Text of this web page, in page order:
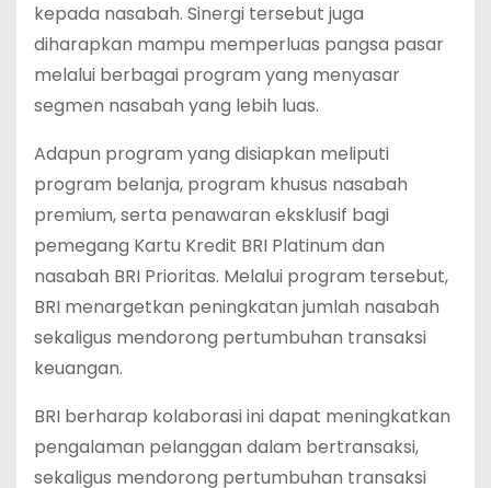
kepada nasabah. Sinergi tersebut juga
diharapkan mampu memperluas pangsa pasar
melalui berbagai program yang menyasar
segmen nasabah yang lebih luas.
Adapun program yang disiapkan meliputi
program belanja, program khusus nasabah
premium, serta penawaran eksklusif bagi
pemegang Kartu Kredit BRI Platinum dan
nasabah BRI Prioritas. Melalui program tersebut,
BRI menargetkan peningkatan jumlah nasabah
sekaligus mendorong pertumbuhan transaksi
keuangan.
BRI berharap kolaborasi ini dapat meningkatkan
pengalaman pelanggan dalam bertransaksi,
sekaligus mendorong pertumbuhan transaksi